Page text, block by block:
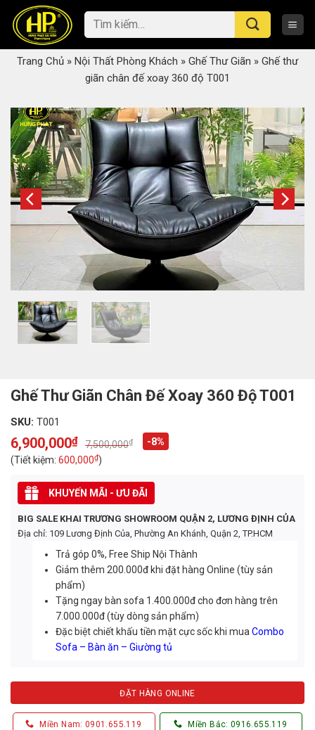
content
Tìm
kiếm:
Trang Chủ » Nội Thất Phòng Khách » Ghế Thư Giãn » Ghế thư
giãn chân đế xoay 360 độ T001
Ghế Thư Giãn Chân Đế Xoay 360 Độ T001
SKU: T001
7,500,000₫
Original
price
was:
7,500,000₫.
6,900,000₫
Current
price
is:
6,900,000₫.
-8%
(Tiết kiệm: 600,000₫)
KHUYẾN MÃI - ƯU ĐÃI
BIG SALE KHAI TRƯƠNG SHOWROOM QUẬN 2, LƯƠNG ĐỊNH CỦA
Địa chỉ: 109 Lương Định Của, Phường An Khánh, Quận 2, TP.HCM
Trả góp 0%, Free Ship Nội Thành
Giảm thêm 200.000đ khi đặt hàng Online (tùy sản
phẩm)
Tặng ngay bàn sofa 1.400.000đ cho đơn hàng trên
7.000.000đ (tùy dòng sản phẩm)
Đặc biệt chiết khấu tiền mặt cực sốc khi muaCombo
Sofa – Bàn ăn – Giường tủ
ĐẶT HÀNG ONLINE
Miền Nam: 0901.655.119 Miền Bắc: 0916.655.119